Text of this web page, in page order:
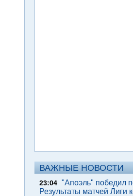
ВАЖНЫЕ НОВОСТИ
23:04 "Апоэль" победил
Результаты матчей Лиги